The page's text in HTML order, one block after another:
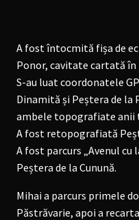
A fost întocmită fișa de
Ponor, cavitate cartată în
S-au luat coordonatele
Dinamită și Peștera de la
ambele topografiate anii
A fost retopografiată
A fost parcurs „Avenul cu
Peștera de la Cunună.
Mihai a parcurs primele
Păstrăvarie, apoi a